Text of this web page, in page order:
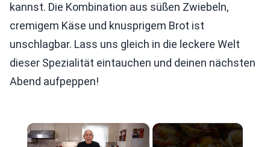
kannst. Die Kombination aus süßen Zwiebeln,
cremigem Käse und knusprigem Brot ist
unschlagbar. Lass uns gleich in die leckere Welt
dieser Spezialität eintauchen und deinen nächsten
Abend aufpeppen!
×